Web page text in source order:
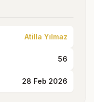
Atilla Yılmaz
56
28 Feb 2026